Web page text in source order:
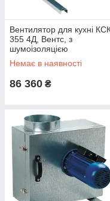
Вентилятор для кухні
355 4Д, Вентс, з
шумоізоляцією
Немає в наявності
86 360 ₴